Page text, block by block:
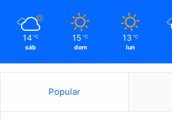
14 ℃
sáb
15 ℃
dom
13 ℃
lun
Popular